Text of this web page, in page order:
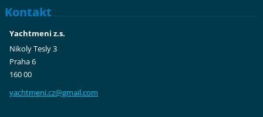
Kontakt
Yachtmeni z.s.
Nikoly Tesly 3
Praha 6
160 00
yachtmeni.cz@gmail.com